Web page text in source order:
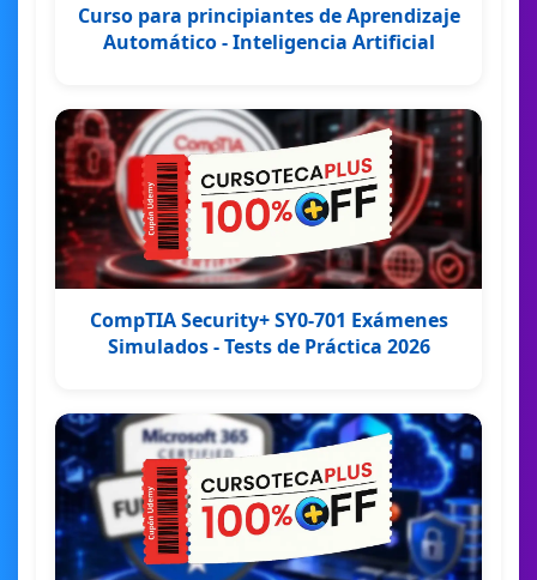
Curso para principiantes de Aprendizaje
Automático - Inteligencia Artificial
CompTIA Security+ SY0-701 Exámenes
Simulados - Tests de Práctica 2026